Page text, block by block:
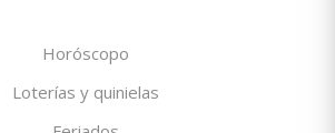
Horóscopo
Loterías y quinielas